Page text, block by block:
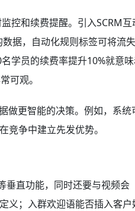
控和续费提醒。引入SCRM互
据，自动化规则标签可将流失
学员的续费率提升10%就意
可观。
做更智能的决策。例如，系统
争中建立先发优势。
直功能，同时还要与视频会
义；入群欢迎语能否插入客户